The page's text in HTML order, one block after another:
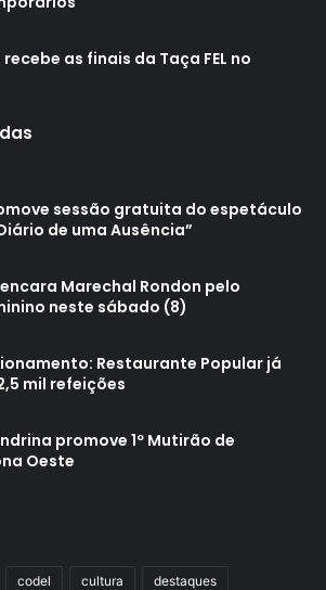
as finais da Taça FEL no
sessão gratuita do espetáculo
de uma Ausência”
Marechal Rondon pelo
neste sábado (8)
Restaurante Popular já
mil refeições
promove 1º Mutirão de
Oeste
codel cultura destaques